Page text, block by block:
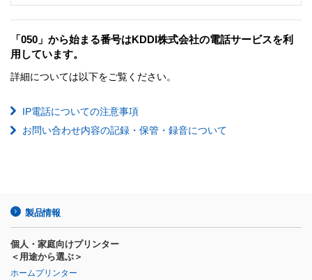
「050」から始まる番号はKDDI株式会社の電話サービスを利
用しています。
詳細については以下をご覧ください。
IP電話についての注意事項
お問い合わせ内容の記録・保管・録音について
製品情報
個人・家庭向けプリンター
＜用途から選ぶ＞
ホームプリンター